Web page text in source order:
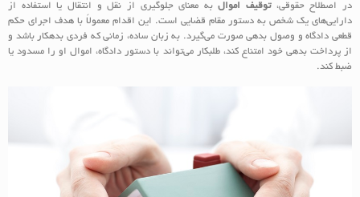
در اصطلاح حقوقی،توقیف اموالبه معنای جلوگیری از نقل‌ و انتقال یا استفاده از
دارایی‌های یک شخص به دستور مقام قضایی است. این اقدام معمولاً با هدف اجرای حکم
قطعی دادگاه و وصول بدهی صورت می‌گیرد. به زبان ساده، زمانی که فردی بدهکار باشد و
از پرداخت بدهی خود امتناع کند، طلبکار می‌تواند با دستور دادگاه، اموال او را مسدود یا
ضبط کند.